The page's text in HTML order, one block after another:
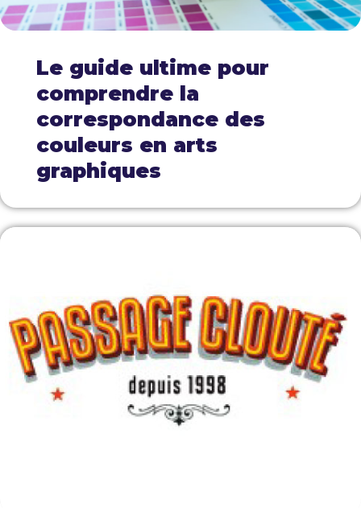
Le guide ultime pour
comprendre la
correspondance des
couleurs en arts
graphiques